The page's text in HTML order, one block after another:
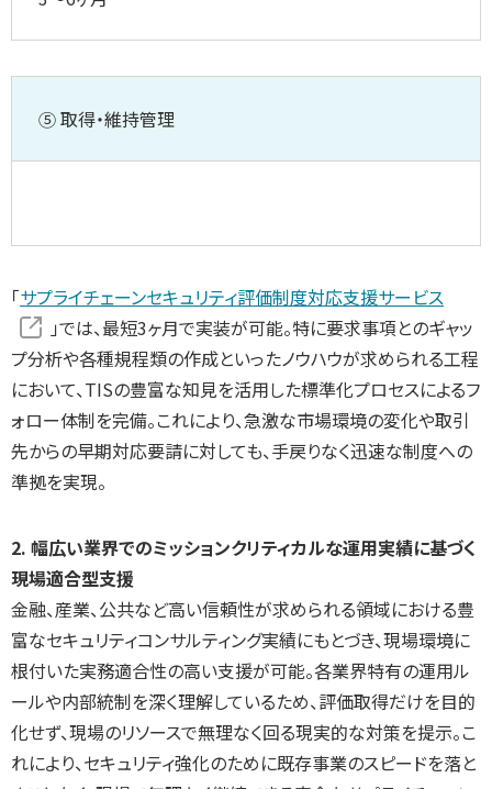
⑤ 取得・維持管理
「サプライチェーンセキュリティ評価制度対応支援サービス
」では、最短3ヶ月で実装が可能。特に要求事項とのギャッ
プ分析や各種規程類の作成といったノウハウが求められる工程
において、TISの豊富な知見を活用した標準化プロセスによるフ
ォロー体制を完備。これにより、急激な市場環境の変化や取引
先からの早期対応要請に対しても、手戻りなく迅速な制度への
準拠を実現。
2. 幅広い業界でのミッションクリティカルな運用実績に基づく
現場適合型支援
金融、産業、公共など高い信頼性が求められる領域における豊
富なセキュリティコンサルティング実績にもとづき、現場環境に
根付いた実務適合性の高い支援が可能。各業界特有の運用ル
ールや内部統制を深く理解しているため、評価取得だけを目的
化せず、現場のリソースで無理なく回る現実的な対策を提示。こ
れにより、セキュリティ強化のために既存事業のスピードを落と